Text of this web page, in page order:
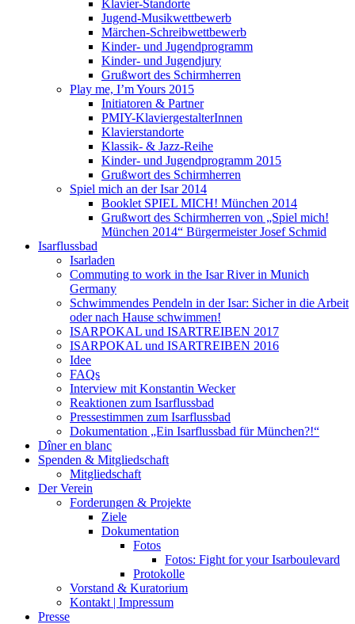
Klavier-Standorte
Jugend-Musikwettbewerb
Märchen-Schreibwettbewerb
Kinder- und Jugendprogramm
Kinder- und Jugendjury
Grußwort des Schirmherren
Play me, I’m Yours 2015
Initiatoren & Partner
PMIY-KlaviergestalterInnen
Klavierstandorte
Klassik- & Jazz-Reihe
Kinder- und Jugendprogramm 2015
Grußwort des Schirmherren
Spiel mich an der Isar 2014
Booklet SPIEL MICH! München 2014
Grußwort des Schirmherren von „Spiel mich!
München 2014“ Bürgermeister Josef Schmid
Isarflussbad
Isarladen
Commuting to work in the Isar River in Munich
Germany
Schwimmendes Pendeln in der Isar: Sicher in die Arbeit
oder nach Hause schwimmen!
ISARPOKAL und ISARTREIBEN 2017
ISARPOKAL und ISARTREIBEN 2016
Idee
FAQs
Interview mit Konstantin Wecker
Reaktionen zum Isarflussbad
Pressestimmen zum Isarflussbad
Dokumentation „Ein Isarflussbad für München?!“
Dîner en blanc
Spenden & Mitgliedschaft
Mitgliedschaft
Der Verein
Forderungen & Projekte
Ziele
Dokumentation
Fotos
Fotos: Fight for your Isarboulevard
Protokolle
Vorstand & Kuratorium
Kontakt | Impressum
Presse